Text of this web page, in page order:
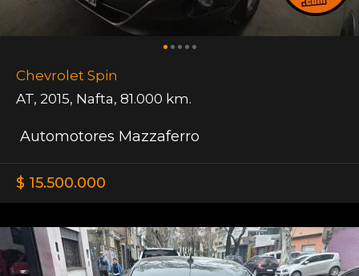
Chevrolet Spin
AT, 2015, Nafta, 81.000 km.
Automotores Mazzaferro
$ 15.500.000